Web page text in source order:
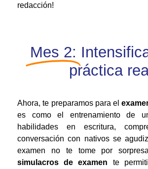
redacción!
Mes 2:
práctica
Ahora, te preparamos para el
es como el entrenamiento de
habilidades en escritura,
conversación con nativos se
examen no te tome por
simulacros de examen te